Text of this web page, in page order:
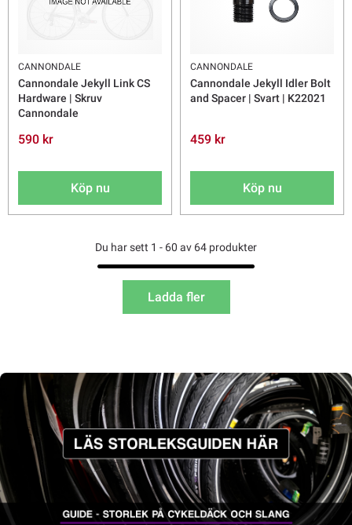
CANNONDALE
Cannondale Jekyll Link CS
Hardware | Skruv
Cannondale
590 kr
Köp nu
CANNONDALE
Cannondale Jekyll Idler Bolt
and Spacer | Svart | K22021
459 kr
Köp nu
Du har sett 1 - 60 av 64 produkter
Ladda fler